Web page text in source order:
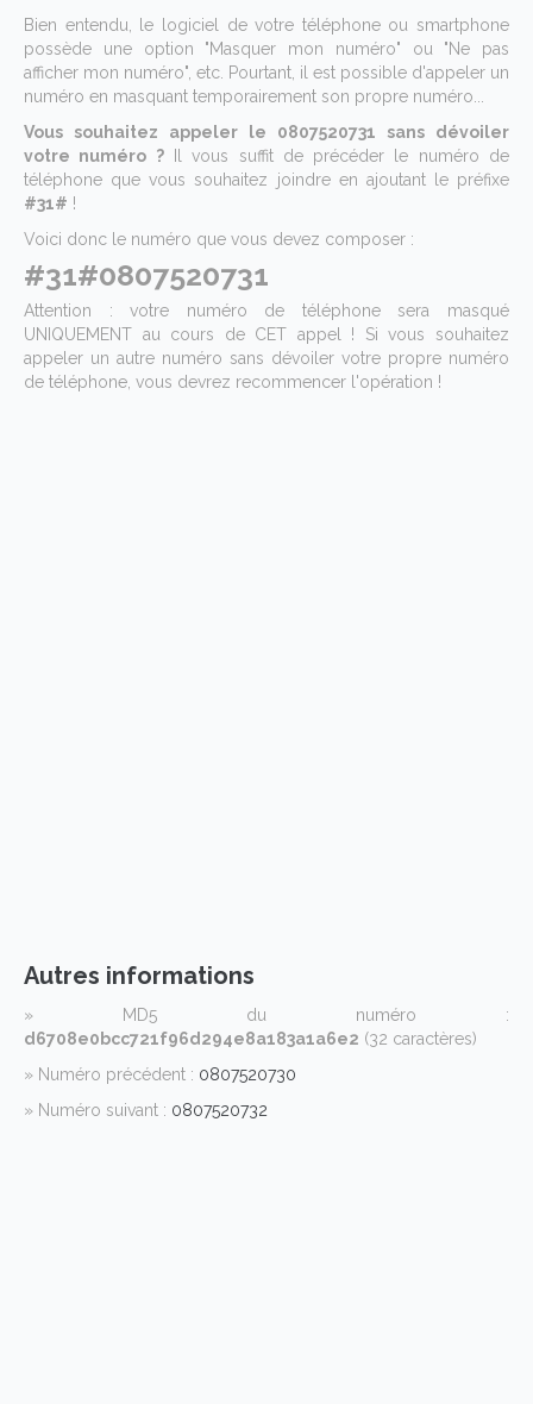
Bien entendu, le logiciel de votre téléphone ou smartphone
possède une option "Masquer mon numéro" ou "Ne pas
afficher mon numéro", etc. Pourtant, il est possible d'appeler un
numéro en masquant temporairement son propre numéro...
Vous souhaitez appeler le 0807520731 sans dévoiler
votre numéro ?Il vous suffit de précéder le numéro de
téléphone que vous souhaitez joindre en ajoutant le préfixe
#31# !
Voici donc le numéro que vous devez composer :
#31#0807520731
Attention : votre numéro de téléphone sera masqué
UNIQUEMENT au cours de CET appel ! Si vous souhaitez
appeler un autre numéro sans dévoiler votre propre numéro
de téléphone, vous devrez recommencer l'opération !
Autres informations
» MD5 du numéro :
d6708e0bcc721f96d294e8a183a1a6e2 (32 caractères)
» Numéro précédent : 0807520730
» Numéro suivant : 0807520732